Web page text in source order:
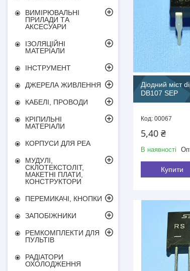
Діодний міст
DB107 SEP
00067
5,40 ₴
В наявності
Купити
ВИМІРЮВАЛЬНІ
ПРИЛАДИ ТА
АКСЕСУАРИ
ІЗОЛЯЦІЙНІ
МАТЕРІАЛИ
ІНСТРУМЕНТ
ДЖЕРЕЛА ЖИВЛЕННЯ
КАБЕЛІ, ПРОВОДИ
КРІПИЛЬНІ
МАТЕРІАЛИ
КОРПУСИ ДЛЯ РЕА
МУДУЛІ,
СКЛОТЕКСТОЛІТ,
МАКЕТНІ ПЛАТИ,
КОНСТРУКТОРИ
ПЕРЕМИКАЧІ, КНОПКИ
ЗАПОБІЖНИКИ
РЕМКОМПЛЕКТИ ДЛЯ
ПУЛЬТІВ
РАДІАТОРИ
ОХОЛОДЖЕННЯ